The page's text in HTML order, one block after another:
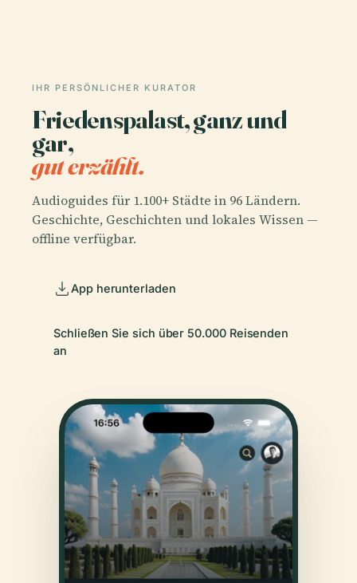
IHR PERSÖNLICHER KURATOR
Friedenspalast, ganz und
gar,
gut erzählt.
Audioguides für 1.100+ Städte in 96 Ländern.
Geschichte, Geschichten und lokales Wissen —
offline verfügbar.
App herunterladen
Schließen Sie sich über 50.000 Reisenden
an